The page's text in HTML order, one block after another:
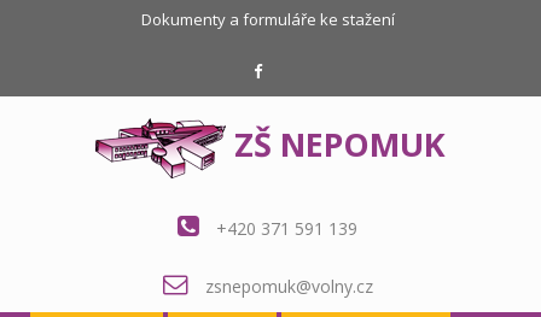
Dokumenty a formuláře ke stažení
ZŠ NEPOMUK
+420 371 591 139
zsnepomuk@volny.cz